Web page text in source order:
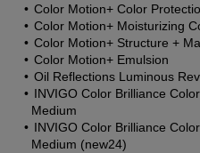
Color Motion+ Color
Color Motion+ Moisturizing
Color Motion+ Structure +
Color Motion+ Emulsion
Oil Reflections Luminous
INVIGO Color Brilliance
Medium
INVIGO Color Brilliance
Medium (new24)